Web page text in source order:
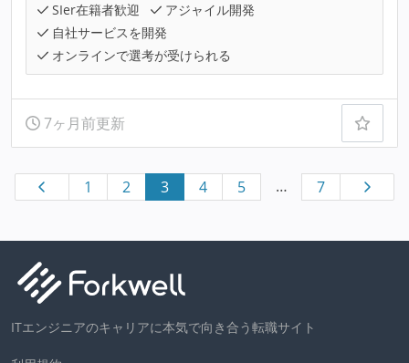
SIer在籍者歓迎
アジャイル開発
自社サービスを開発
オンラインで選考が受けられる
7ヶ月前更新
1 2 3 4 5 … 7
ITエンジニアのキャリアに本気で向き合う転職サイト